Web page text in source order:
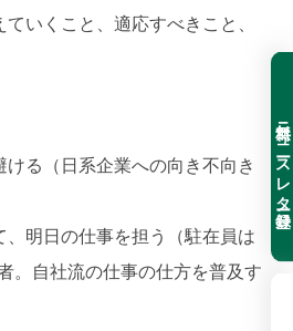
いくこと、適応すべきこと、
ける（日系企業への向き不向き
、明日の仕事を担う（駐在員は
。自社流の仕事の仕方を普及す
無料ニュースレター登録